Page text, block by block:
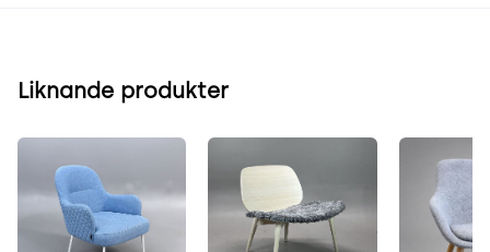
Liknande produkter